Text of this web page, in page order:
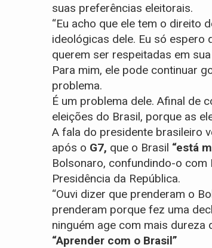
suas preferências eleitorais.
“Eu acho que ele tem o direito
ideológicas dele. Eu só espero
querem ser respeitadas em
Para mim, ele pode continuar
problema.
É um problema dele. Afinal de
eleições do Brasil, porque as
A fala do presidente brasileiro
após o G7, que o Brasil “está
Bolsonaro, confundindo-o
Presidência da República.
“Ouvi dizer que prenderam o
prenderam porque fez uma
ninguém age com mais dureza
“Aprender com o Brasil”